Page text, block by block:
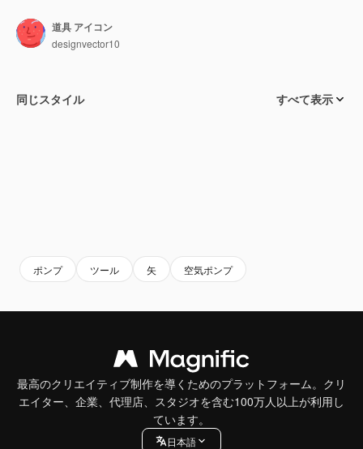
道具 アイコン
designvector10
同じスタイル すべて表示
ポンプ ツール 矢 空気ポンプ
最高のクリエイティブ制作を導くためのプラットフォーム。クリ
エイター、企業、代理店、スタジオを含む100万人以上が利用し
ています。
日本語